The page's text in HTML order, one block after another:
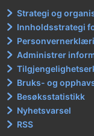
Strategi og
Innholdsstrategi
Administrer
Bruks- og
Besøksstatistikk
Nyhetsvarsel
RSS